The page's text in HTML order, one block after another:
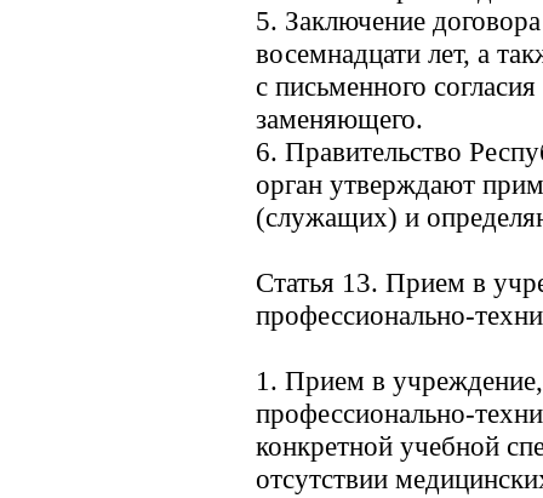
5. Заключение
восемнадцати лет, а
с письменного
заменяющего.
6. Правительство
орган утверждают
(служащих) и
Статья 13. Прием в
профессионально-
1. Прием в
профессионально-
конкретной учебной
отсутствии